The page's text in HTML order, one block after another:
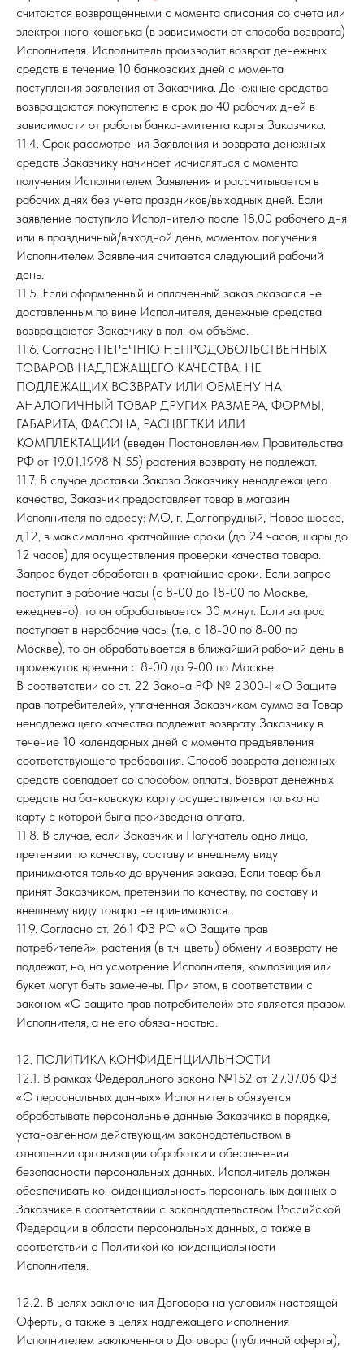
считаются возвращенными с момента списания со счета или
электронного кошелька (в зависимости от способа возврата)
Исполнителя. Исполнитель производит возврат денежных
средств в течение 10 банковских дней с момента
поступления заявления от Заказчика. Денежные средства
возвращаются покупателю в срок до 40 рабочих дней в
зависимости от работы банка-эмитента карты Заказчика.
11.4. Срок рассмотрения Заявления и возврата денежных
средств Заказчику начинает исчисляться с момента
получения Исполнителем Заявления и рассчитывается в
рабочих днях без учета праздников/выходных дней. Если
заявление поступило Исполнителю после 18.00 рабочего дня
или в праздничный/выходной день, моментом получения
Исполнителем Заявления считается следующий рабочий
день.
11.5. Если оформленный и оплаченный заказ оказался не
доставленным по вине Исполнителя, денежные средства
возвращаются Заказчику в полном объёме.
11.6. Согласно ПЕРЕЧНЮ НЕПРОДОВОЛЬСТВЕННЫХ
ТОВАРОВ НАДЛЕЖАЩЕГО КАЧЕСТВА, НЕ
ПОДЛЕЖАЩИХ ВОЗВРАТУ ИЛИ ОБМЕНУ НА
АНАЛОГИЧНЫЙ ТОВАР ДРУГИХ РАЗМЕРА, ФОРМЫ,
ГАБАРИТА, ФАСОНА, РАСЦВЕТКИ ИЛИ
КОМПЛЕКТАЦИИ (введен Постановлением Правительства
РФ от 19.01.1998 N 55) растения возврату не подлежат.
11.7. В случае доставки Заказа Заказчику ненадлежащего
качества, Заказчик предоставляет товар в магазин
Исполнителя по адресу: МО, г. Долгопрудный, Новое шоссе,
д.12, в максимально кратчайшие сроки (до 24 часов, шары до
12 часов) для осуществления проверки качества товара.
Запрос будет обработан в кратчайшие сроки. Если запрос
поступит в рабочие часы (с 8-00 до 18-00 по Москве,
ежедневно), то он обрабатывается 30 минут. Если запрос
поступает в нерабочие часы (т.е. с 18-00 по 8-00 по
Москве), то он обрабатывается в ближайший рабочий день в
промежуток времени с 8-00 до 9-00 по Москве.
В соответствии со ст. 22 Закона РФ № 2300-I «О Защите
прав потребителей», уплаченная Заказчиком сумма за Товар
ненадлежащего качества подлежит возврату Заказчику в
течение 10 календарных дней с момента предъявления
соответствующего требования. Способ возврата денежных
средств совпадает со способом оплаты. Возврат денежных
средств на банковскую карту осуществляется только на
карту с которой была произведена оплата.
11.8. В случае, если Заказчик и Получатель одно лицо,
претензии по качеству, составу и внешнему виду
принимаются только до вручения заказа. Если товар был
принят Заказчиком, претензии по качеству, по составу и
внешнему виду товара не принимаются.
11.9. Согласно ст. 26.1 ФЗ РФ «О Защите прав
потребителей», растения (в т.ч. цветы) обмену и возврату не
подлежат, но, на усмотрение Исполнителя, композиция или
букет могут быть заменены. При этом, в соответствии с
законом «О защите прав потребителей» это является правом
Исполнителя, а не его обязанностью.
12. ПОЛИТИКА КОНФИДЕНЦИАЛЬНОСТИ
12.1. В рамках Федерального закона №152 от 27.07.06 ФЗ
«О персональных данных» Исполнитель обязуется
обрабатывать персональные данные Заказчика в порядке,
установленном действующим законодательством в
отношении организации обработки и обеспечения
безопасности персональных данных. Исполнитель должен
обеспечивать конфиденциальность персональных данных о
Заказчике в соответствии с законодательством Российской
Федерации в области персональных данных, а также в
соответствии с Политикой конфиденциальности
Исполнителя.
12.2. В целях заключения Договора на условиях настоящей
Оферты, а также в целях надлежащего исполнения
Исполнителем заключенного Договора (публичной оферты),